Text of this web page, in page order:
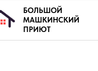
БОЛЬШОЙ
МАШКИНСКИЙ
ПРИЮТ